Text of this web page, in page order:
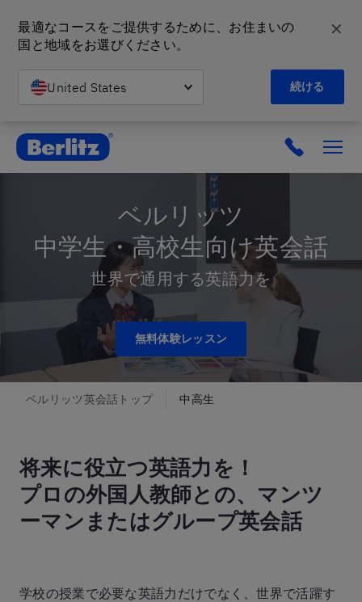
最適なコースをご提供するために、お住まいの
国と地域をお選びください。
United States 続ける
✕
英会話教室と語学スクール | ベルリッツ
ベルリッツ
中学生・高校生向け英会話
世界で通用する英語力を
無料体験レッスン
ベルリッツ英会話トップ 中高生
将来に役立つ英語力を！
プロの外国人教師との、マンツ
ーマンまたはグループ英会話
学校の授業で必要な英語力だけでなく、世界で活躍す